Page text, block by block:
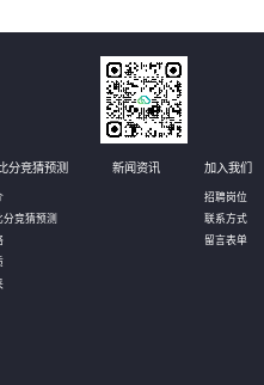
分竞猜预测
分竞猜预测
新闻资讯 加入我们
招聘岗位
联系方式
留言表单